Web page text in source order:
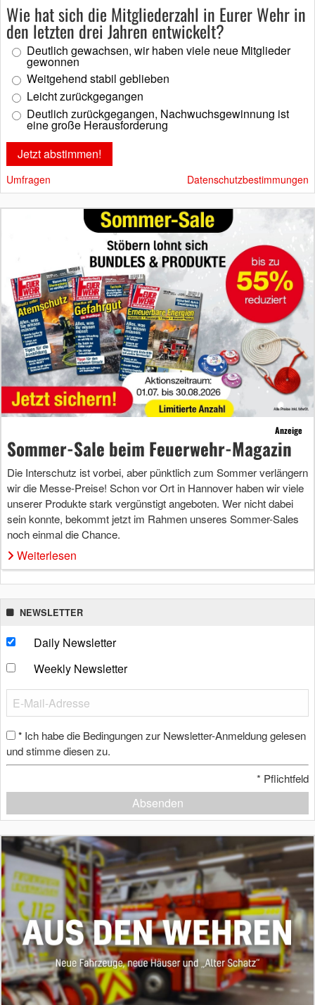
Wie hat sich die Mitgliederzahl in Eurer Wehr in
den letzten drei Jahren entwickelt?
Deutlich gewachsen, wir haben viele neue Mitglieder
gewonnen
Weitgehend stabil geblieben
Leicht zurückgegangen
Deutlich zurückgegangen, Nachwuchsgewinnung ist
eine große Herausforderung
Umfragen Datenschutzbestimmungen
Anzeige
Sommer-Sale beim Feuerwehr-Magazin
Die Interschutz ist vorbei, aber pünktlich zum Sommer verlängern
wir die Messe-Preise! Schon vor Ort in Hannover haben wir viele
unserer Produkte stark vergünstigt angeboten. Wer nicht dabei
sein konnte, bekommt jetzt im Rahmen unseres Sommer-Sales
noch einmal die Chance.
Weiterlesen
NEWSLETTER
Daily Newsletter
Weekly Newsletter
* Ich habe die Bedingungen zur Newsletter-Anmeldung gelesen
und stimme diesen zu.
* Pflichtfeld
Absenden